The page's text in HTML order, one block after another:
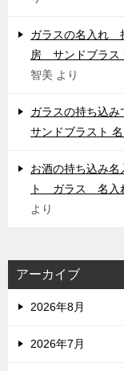
ガラスの名入れ
房 サンドブラ
智美 より
ガラスの持ち込
サンドブラスト
お酒の持ち込み
ト ガラス 名入
より
アーカイブ
2026年8月
2026年7月